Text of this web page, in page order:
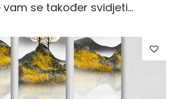
vam se također svidjeti…